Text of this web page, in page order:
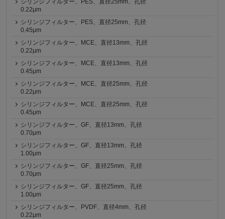
シリンジフィルター、PES、直径25mm、孔径
0.22μm
シリンジフィルター、PES、直径25mm、孔径
0.45μm
シリンジフィルター、MCE、直径13mm、孔径
0.22μm
シリンジフィルター、MCE、直径13mm、孔径
0.45μm
シリンジフィルター、MCE、直径25mm、孔径
0.22μm
シリンジフィルター、MCE、直径25mm、孔径
0.45μm
シリンジフィルター、GF、直径13mm、孔径
0.70μm
シリンジフィルター、GF、直径13mm、孔径
1.00μm
シリンジフィルター、GF、直径25mm、孔径
0.70μm
シリンジフィルター、GF、直径25mm、孔径
1.00μm
シリンジフィルター、PVDF、直径4mm、孔径
0.22μm